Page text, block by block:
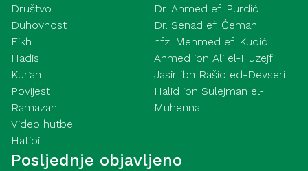
Društvo
Duhovnost
Fikh
Hadis
Kur’an
Povijest
Ramazan
Video hutbe
Hatibi
Dr. Ahmed ef. Purdić
Dr. Senad ef. Ćeman
hfz. Mehmed ef. Kudić
Ahmed ibn Ali el-Huzejfi
Jasir ibn Rašid ed-Devseri
Halid ibn Sulejman el-
Muhenna
Posljednje objavljeno